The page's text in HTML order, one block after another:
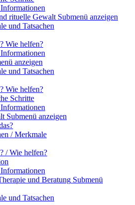
rituelle Gewalt Submenü anzeigen
und Tatsachen
Wie helfen?
anzeigen
und Tatsachen
Wie helfen?
Schritte
Submenü anzeigen
/ Merkmale
/ Wie helfen?
und Beratung Submenü
und Tatsachen